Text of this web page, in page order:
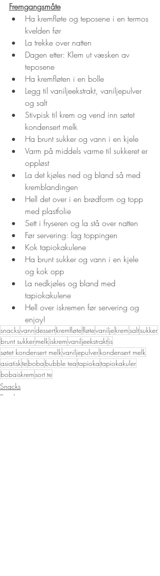
Fremgangsmåte
Ha kremfløte og teposene i en termos
kvelden før
La trekke over natten
Dagen etter: Klem ut væsken av
teposene
Ha kremfløten i en bolle
Legg til vaniljeekstrakt, vaniljepulver
og salt
Stivpisk til krem og vend inn søtet
kondensert melk
Ha brunt sukker og vann i en kjele
Varm på middels varme til sukkeret er
oppløst
La det kjøles ned og bland så med
kremblandingen
Hell det over i en brødform og topp
med plastfolie
Sett i fryseren og la stå over natten
Før servering: lag toppingen
Kok tapiokakulene
Ha brunt sukker og vann i en kjele
og kok opp
La nedkjøles og bland med
tapiokakulene
Hell over iskremen før servering og
enjoy!
snacksvanndessertkremfløtefløtevaniljekremsaltsukker
brunt sukkermelkiskremvaniljeekstraktis
søtet kondensert melkvaniljepulverkondensert melk
asiatiskteboba bubble teatapiokatapiokakuler
bobaiskremsort te
Snacks
Bowls